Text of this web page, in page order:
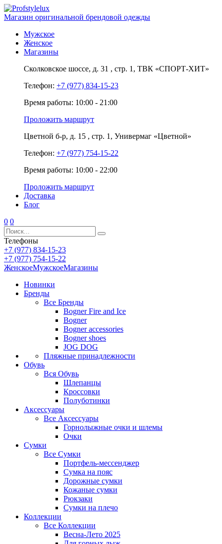
Магазин оригинальной брендовой одежды
Мужское
Женское
Магазины
Сколковское шоссе, д. 31 , стр. 1, ТВК «СПОРТ-ХИТ»
Телефон: +7 (977) 834-15-23
Время работы: 10:00 - 21:00
Проложить маршрут
Цветной б-р, д. 15 , стр. 1, Универмаг «Цветной»
Телефон: +7 (977) 754-15-22
Время работы: 10:00 - 22:00
Проложить маршрут
Доставка
Блог
0 0
Телефоны
+7 (977) 834-15-23
+7 (977) 754-15-22
ЖенскоеМужскоеМагазины
Новинки
Бренды
Все Бренды
Bogner Fire and Ice
Bogner
Bogner accessories
Bogner shoes
JOG DOG
Пляжные принадлежности
Обувь
Вся Обувь
Шлепанцы
Кроссовки
Полуботинки
Аксессуары
Все Аксессуары
Горнолыжные очки и шлемы
Очки
Сумки
Все Сумки
Портфель-мессенджер
Сумка на пояс
Дорожные сумки
Кожаные сумки
Рюкзаки
Сумки на плечо
Коллекции
Все Коллекции
Весна-Лето 2025